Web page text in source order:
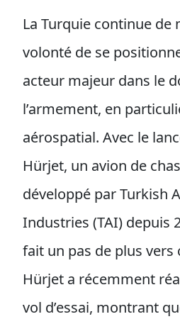
La Turquie continue de
volonté de se
acteur majeur dans le
l’armement, en
aérospatial. Avec le
Hürjet, un avion de
développé par Turkish
Industries (TAI) depuis
fait un pas de plus
Hürjet a récemment
vol d’essai, montrant